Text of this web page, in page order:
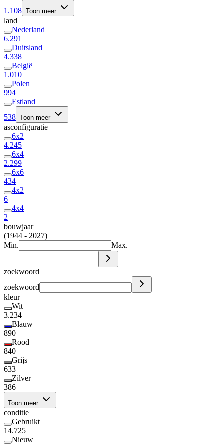
1.108 Toon meer
land
Nederland
6.291
Duitsland
4.338
België
1.010
Polen
994
Estland
538 Toon meer
asconfiguratie
6x2
4.245
6x4
2.299
6x6
434
4x2
6
4x4
2
bouwjaar
(1944 - 2027)
Min.
Max.
zoekwoord
zoekwoord
kleur
Wit
3.234
Blauw
890
Rood
840
Grijs
633
Zilver
386
Toon meer
conditie
Gebruikt
14.725
Nieuw